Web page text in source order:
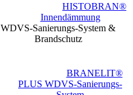
HISTOBRAN®
Innendämmung
WDVS-Sanierungs-System &
Brandschutz
BRANELIT®
PLUS WDVS-Sanierungs-